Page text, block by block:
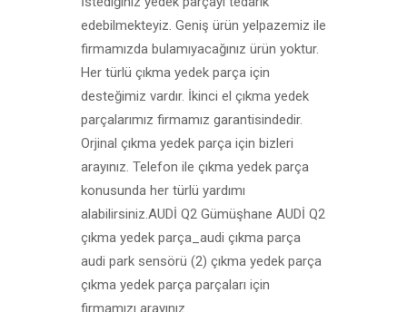
edebilmekteyiz. Geniş ürün yelpazemiz ile
firmamızda bulamıyacağınız ürün yoktur.
Her türlü çıkma yedek parça için
desteğimiz vardır. İkinci el çıkma yedek
parçalarımız firmamız garantisindedir.
Orjinal çıkma yedek parça için bizleri
arayınız. Telefon ile çıkma yedek parça
konusunda her türlü yardımı
alabilirsiniz.AUDİ Q2 Gümüşhane AUDİ Q2
çıkma yedek parça_audi çıkma parça
audi park sensörü (2) çıkma yedek parça
çıkma yedek parça parçaları için
firmamızı arayınız.